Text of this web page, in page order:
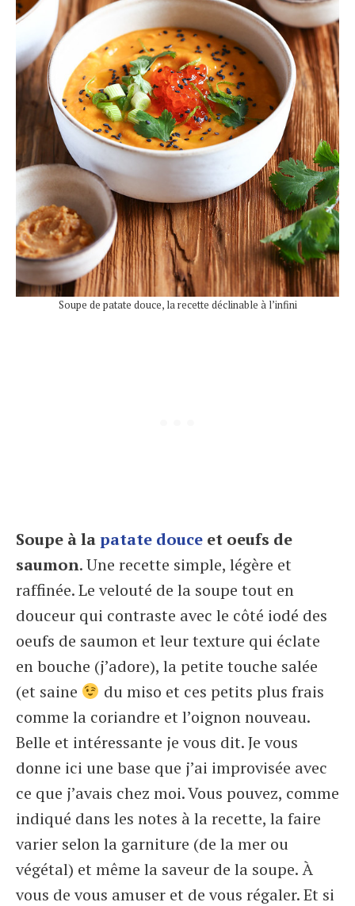
Soupe de patate douce, la recette déclinable à l’infini
Soupe à lapatate douce et oeufs de
saumon. Une recette simple, légère et
raffinée. Le velouté de la soupe tout en
douceur qui contraste avec le côté iodé des
oeufs de saumon et leur texture qui éclate
en bouche (j’adore), la petite touche salée
(et saine
du miso et ces petits plus frais
comme la coriandre et l’oignon nouveau.
Belle et intéressante je vous dit. Je vous
donne ici une base que j’ai improvisée avec
ce que j’avais chez moi. Vous pouvez, comme
indiqué dans les notes à la recette, la faire
varier selon la garniture (de la mer ou
végétal) et même la saveur de la soupe. À
vous de vous amuser et de vous régaler. Et si